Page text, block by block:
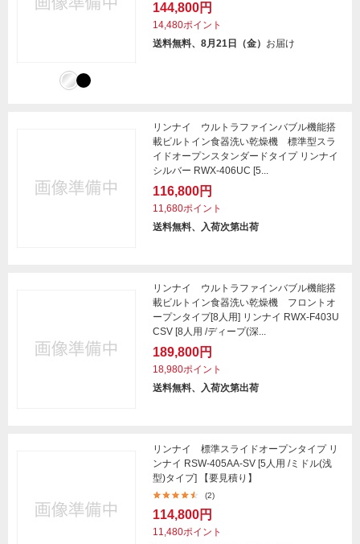
144,800円
14,480ポイント
送料無料、8月21日（金） お届け
リンナイ ウルトラファインバブル機能搭
載ビルトイン食器洗い乾燥機 標準型スラ
イドオープンスタンダードタイプ リンナイ
シルバー RWX-406UC [5...
116,800円
11,680ポイント
送料無料、入荷次第出荷
リンナイ ウルトラファインバブル機能搭
載ビルトイン食器洗い乾燥機 フロントオ
ープンタイプ[8人用] リンナイ RWX-F403U
CSV [8人用 /ディープ(深...
189,800円
18,980ポイント
送料無料、入荷次第出荷
リンナイ 標準スライドオープンタイプ リ
ンナイ RSW-405AA-SV [5人用 /ミドル(浅
型)タイプ] 【要見積り】
(2)
114,800円
11,480ポイント